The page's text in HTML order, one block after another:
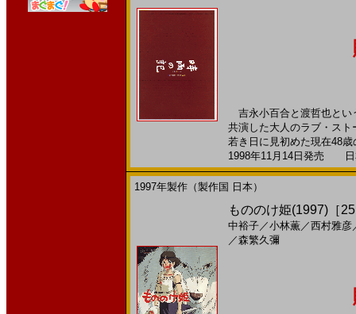
吉永小百合と渡哲也とい
共演した大人のラブ・ス
若き日に見初めた現在48
1998年11月14日発売 日
1997年製作（製作国 日本）
もののけ姫(1997)［
中裕子／小林薫／西村雅彦
／森繁久彌